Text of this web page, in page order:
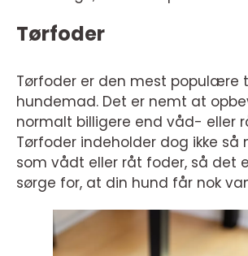
Tørfoder
Tørfoder er den mest populære
hundemad. Det er nemt at
normalt billigere end våd- eller
Tørfoder indeholder dog ikke
som vådt eller råt foder, så det
sørge for, at din hund får nok